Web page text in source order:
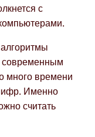
с
современным
много времени
Именно
считать